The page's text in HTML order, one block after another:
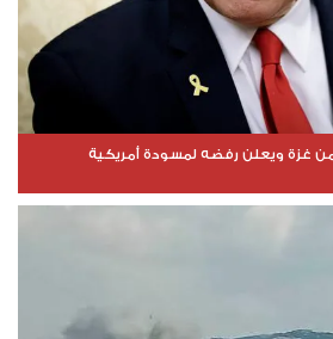
غزة ويعلن رفضه لمسودة أمريكية